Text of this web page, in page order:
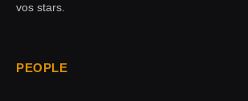
vos stars.
PEOPLE